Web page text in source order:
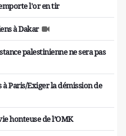
l'or en tir
à Dakar
palestinienne ne sera pas
Paris/Exiger la démission de
honteuse de l’OMK